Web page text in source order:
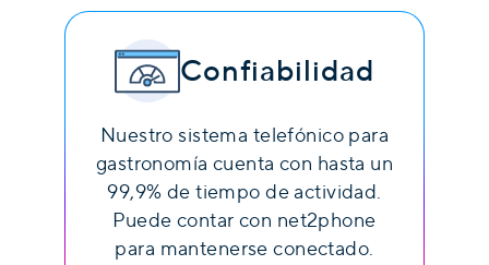
Confiabilidad
Nuestro sistema telefónico para
gastronomía cuenta con hasta un
99,9% de tiempo de actividad.
Puede contar con net2phone
para mantenerse conectado.